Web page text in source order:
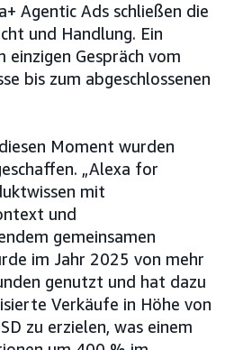
Agentic Ads schließen die
und Handlung. Ein
einzigen Gespräch vom
bis zum abgeschlossenen
Moment wurden
„Alexa for
mit
und
gemeinsamen
im Jahr 2025 von mehr
genutzt und hat dazu
Verkäufe in Höhe von
zu erzielen, was einem